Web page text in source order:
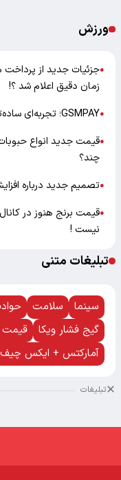
ورزش
●جزئیات جدید از
زمان دقیق اعلام شد ؟!
●GSMPAY؛ تجربه‌ای ساده‌تر از خدمات مالی در مسیر دیجیتال
●قیمت جدید انواع
چند؟
●تصمیم جدید درباره
●
نیست !
تبلیغات متنی
سینما سلامت
گیج فشار ویکا
قیمت
آمارکتس + ایکس چیف
تبلیغات